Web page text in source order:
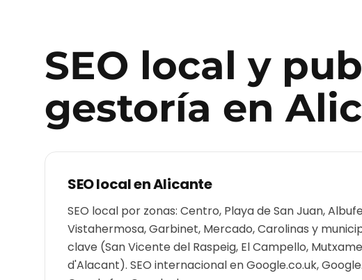
SEO local y
gestoría en
SEO local enAlicante
SEO local por zonas: Centro, Playa de San Juan,
Vistahermosa, Garbinet, Mercado, Carolinas y
clave (San Vicente del Raspeig, El Campello,
d'Alacant). SEO internacional en Google.co.uk,